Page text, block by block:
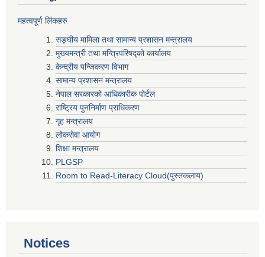
महत्वपूर्ण लिंकहरु
सङ्घीय मामिला तथा सामान्य प्रशासन मन्त्रालय
मुख्यमन्त्री तथा मन्त्रिपरिषद्‍को कार्यालय
केन्द्रीय पन्जिकरण विभाग
सामान्य प्रशासन मन्त्रालय
नेपाल सरकारको आधिकारीक पोर्टल
राष्ट्रिय पुननिर्माण प्राधिकरण
गृह मन्त्रालय
लोकसेवा आयोग
शिक्षा मन्त्रालय
PLGSP
Room to Read-Literacy Cloud(पुस्तकलाय)
Notices